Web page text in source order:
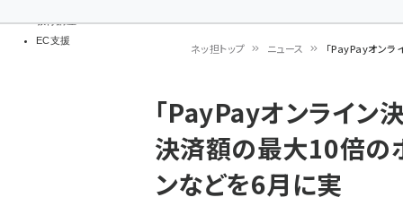
移
教育講座
EC支援
ン
く
ず
ネッ担トップ ニュース 「PayPayオン
「PayPayオンライン
決済額の最大10倍の
ンなどを6月に実